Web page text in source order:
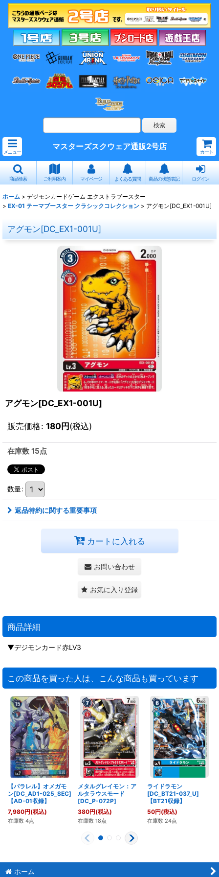
メニュー
マスターズスクウェア通販2号店
カート
商品検索 ご利用案内 マイページ よくある質問 商品の状態表記 ログイン
ホーム > デジモンカードゲーム エクストラブースター
> EX-01 テーマブースター クラシックコレクション > アグモン[DC_EX1-001U]
アグモン[DC_EX1-001U]
アグモン[DC_EX1-001U]
販売価格: 180円(税込)
在庫数 15点
数量:
返品特約に関する重要事項
カートに入れる
お問い合わせ
お気に入り登録
商品詳細
▼デジモンカード赤LV3
この商品を買った人は、こんな商品も買っています
【パラレル】オメガモ
ン[DC_AD1-025_SEC]
【AD-01収録】
7,980円(税込)
在庫数 4点
メタルグレイモン：ア
ルタラウスモード
[DC_P-072P]
380円(税込)
在庫数 18点
ライドラモン
[DC_BT21-037_U]
【BT21収録】
50円(税込)
在庫数 24点
ホーム